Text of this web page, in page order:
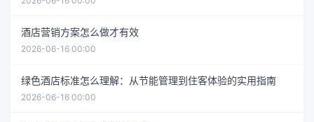
酒店营销方案怎么做才有效
2026-06-16 00:00
绿色酒店标准怎么理解：从节能管理到住客体验的实用指南
2026-06-16 00:00